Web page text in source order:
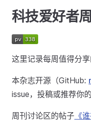
科技爱好者
这里记录每周值得分
本杂志开源（GitHub:
issue，投稿或推荐你的
周刊讨论区的帖子 《